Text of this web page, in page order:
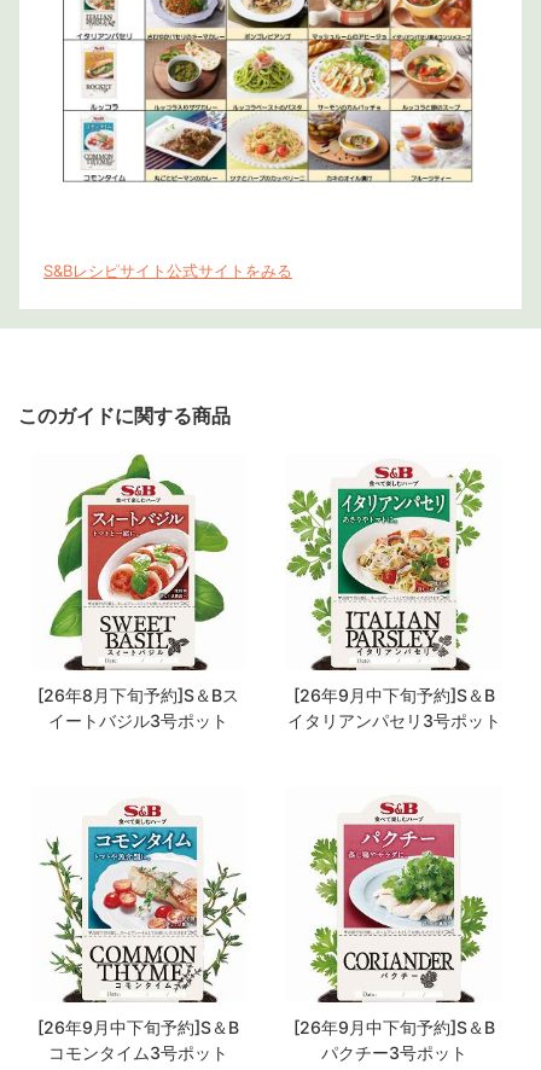
S&Bレシピサイト公式サイトをみる
このガイドに関する商品
[26年8月下旬予約]S＆Bス
イートバジル3号ポット
[26年9月中下旬予約]S＆B
イタリアンパセリ3号ポット
[26年9月中下旬予約]S＆B
コモンタイム3号ポット
[26年9月中下旬予約]S＆B
パクチー3号ポット